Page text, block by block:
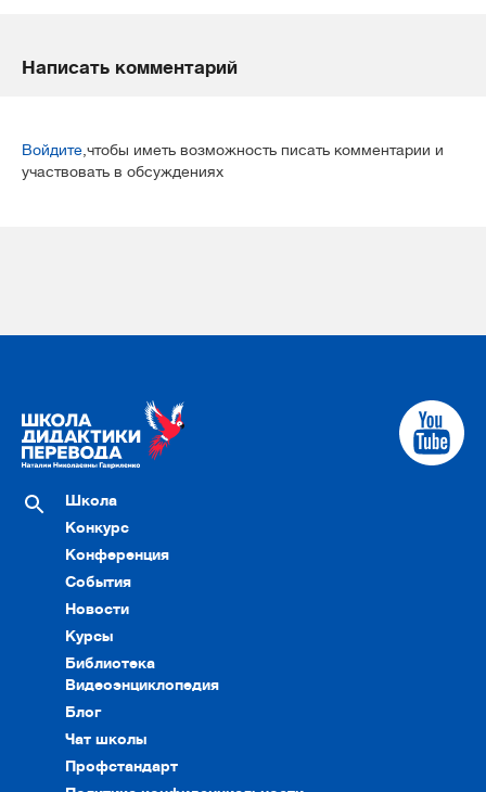
Написать комментарий
Войдите ,чтобы иметь возможность писать комментарии и
участвовать в обсуждениях
Школа
Конкурс
Конференция
События
Новости
Курсы
Библиотека
Видеоэнциклопедия
Блог
Чат школы
Профстандарт